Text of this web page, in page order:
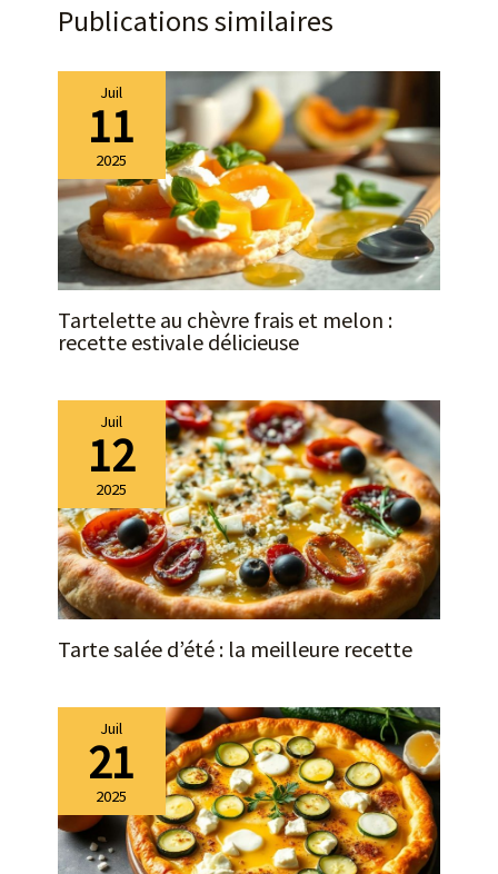
Publications similaires
Juil
11
2025
Tartelette au chèvre frais et melon :
recette estivale délicieuse
Juil
12
2025
Tarte salée d’été : la meilleure recette
Juil
21
2025